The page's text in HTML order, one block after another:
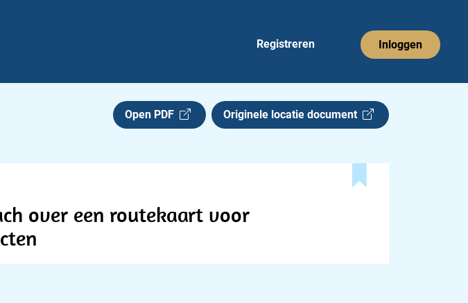
Registreren Inloggen
Open PDF Originele locatie document
over een routekaart voor